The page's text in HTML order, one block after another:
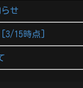
せ
15時点]